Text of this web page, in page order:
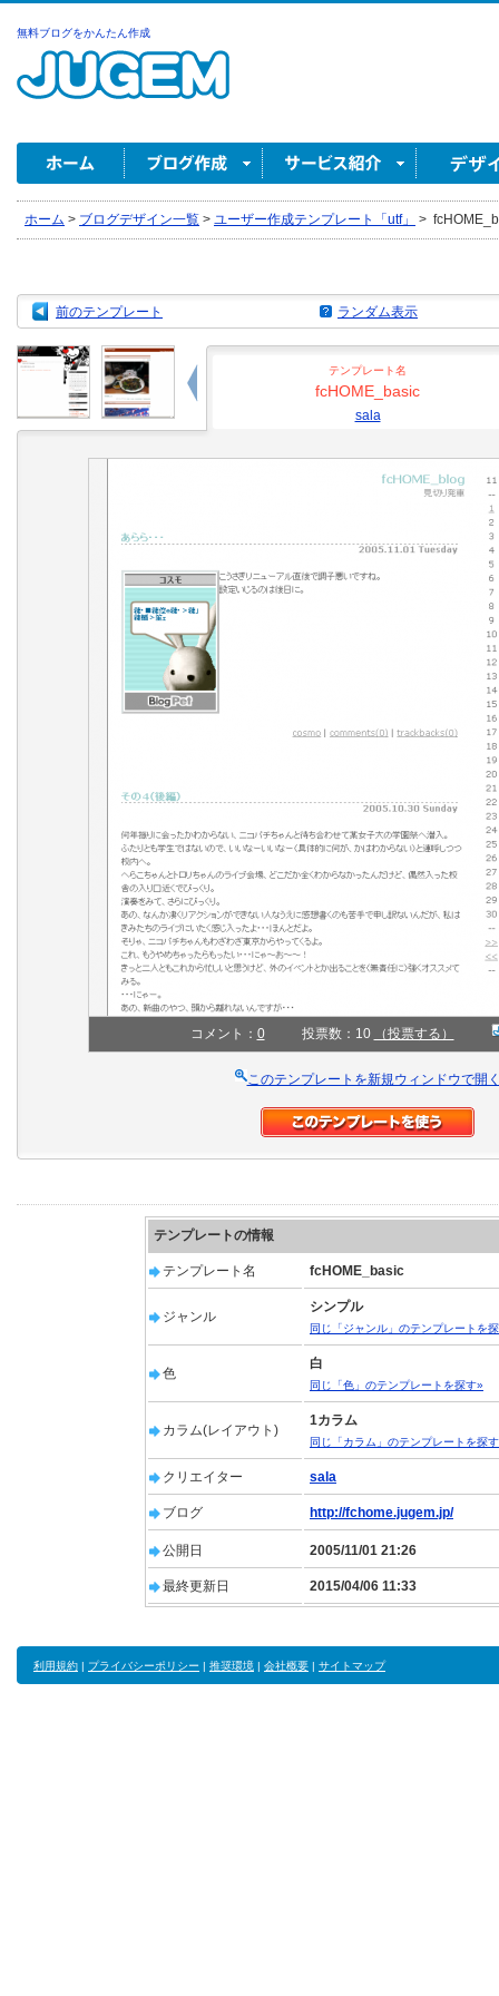
無料ブログをかんたん作成
ホーム > ブログデザイン一覧 > ユーザー作成テンプレート「utf」 >
前のテンプレート ランダム表示
テンプレート名
fcHOME_basic
sala
コメント： 0 投票数：10 （投票する）
このテンプレートを新規ウィンドウで開
テンプレートの情報
テンプレート名 fcHOME_basic
ジャンル
シンプル
同じ「ジャンル」のテンプレートを
色
白
同じ「色」のテンプレートを探す»
カラム(レイアウト)
1カラム
同じ「カラム」のテンプレートを探
クリエイター sala
ブログ http://fchome.jugem.jp/
公開日 2005/11/01 21:26
最終更新日 2015/04/06 11:33
利用規約 | プライバシーポリシー | 推奨環境 | 会社概要 | サイトマップ